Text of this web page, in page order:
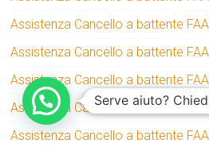
Assistenza Cancello a battente
Assistenza Cancello a battente
Assistenza Cancello a battente
Assistenza Cancello a battente
Assistenza Cancello a battente
Serve aiuto?